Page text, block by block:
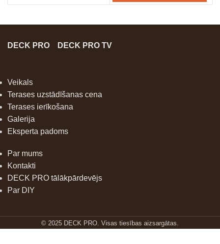
DECK PRO DECK PRO TV
Veikals
Terases uzstādīšanas cena
Terases ierīkošana
Galerija
Eksperta padoms
Par mums
Kontakti
DECK PRO tālākpārdevējs
Par DIY
© 2025 DECK PRO. Visas tiesības aizsargātas.